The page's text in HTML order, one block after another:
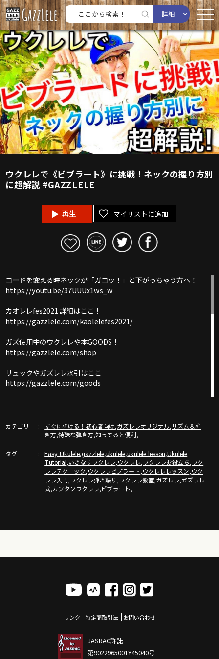
詳細
ウクレレで《ビブラート》に挑戦！ネックの握り方別
に超解説 #GAZZLELE
再生 マイリストに追加
コードを変える時ネックが「ガコッ！」と下がっちゃう方へ！
https://youtu.be/37UUUx1ws_w
カオレレfes2021 詳細はここ！
https://gazzlele.com/kaolelefes2021/
ガズ使用中のウクレレや本GOODS！
https://gazzlele.com/shop
リュックやガズレレ水引はここ
https://gazzlele.com/goods
誰でも無料で聞けるガズのラジオ「ガズラジ」
https://gazzlele.com/gazzradio1/
新発売ガズレシピの本！
https://gazzlele.com/product/gazzrecipe01/
「ガズクラブ」の詳細はこちら！ガズノート楽譜毎月５曲GET
https://gazzlele.com/beginner/
ガズレレのアプリ「ガズレシピ」
https://gazzlele.com/gazzrecipe/
カテゴリ すぐに弾ける！初心者向け,ガズレレオリジナル, リズム＆弾
き方,特殊な弾き方,知ってると便利,
タグ Easy Ukulele,gazzlele,ukulele,ukulele lesson,Ukulele
Tutorial,いきなりウクレレ,ウクレレ,ウクレレお役立ち,ウク
レレテクニック,ウクレレビブラート,ウクレレレッスン,ウク
レレ入門,ウクレレ弾き語り ,ウクレレ教室,ガズレレ,ガズレレ
式,カンタンウクレレ,ビブラート,
リンク 特定商取引法 お問い合わせ
JASRAC許諾
第9022965001Y45040号